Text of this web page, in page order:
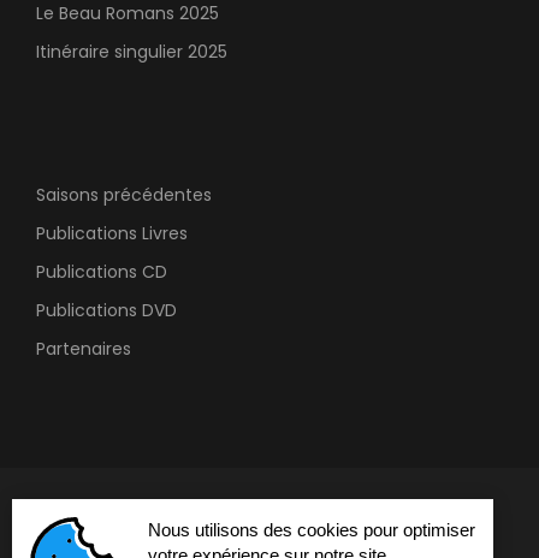
Nous utilisons des cookies pour optimiser
Le Beau Romans 2025
Itinéraire singulier 2025
Saisons précédentes
Publications Livres
Publications CD
Publications DVD
Partenaires